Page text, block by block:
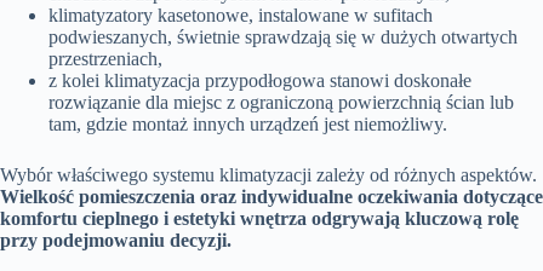
klimatyzatory kasetonowe, instalowane w sufitach
podwieszanych, świetnie sprawdzają się w dużych otwartych
przestrzeniach,
z kolei klimatyzacja przypodłogowa stanowi doskonałe
rozwiązanie dla miejsc z ograniczoną powierzchnią ścian lub
tam, gdzie montaż innych urządzeń jest niemożliwy.
Wybór właściwego systemu klimatyzacji zależy od różnych aspektów.
Wielkość pomieszczenia oraz indywidualne oczekiwania dotyczące
komfortu cieplnego i estetyki wnętrza odgrywają kluczową rolę
przy podejmowaniu decyzji.